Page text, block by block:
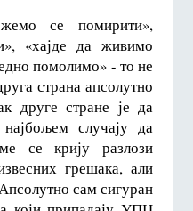
се помирити»,
«хајде да живимо
помолимо» - то не
страна апсолутно
друге стране је да
случају да
се крију разлози
грешака, али
сам сигуран